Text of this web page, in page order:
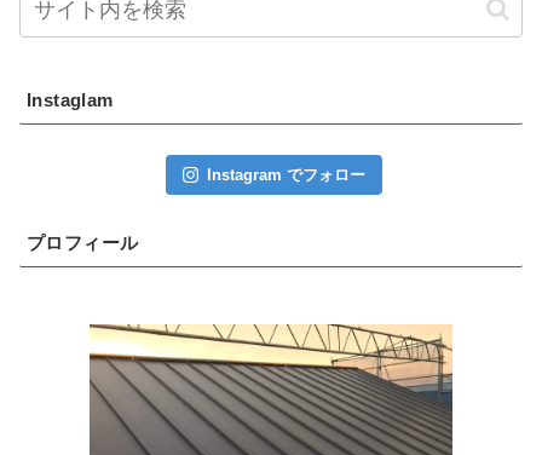
Instaglam
Instagram でフォロー
プロフィール